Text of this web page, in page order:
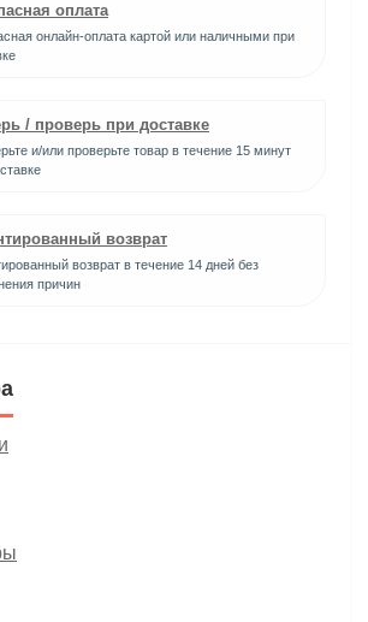
оплата
онлайн-оплата картой или наличными при
/ проверь при доставке
и/или проверьте товар в течение 15 минут
возврат
возврат в течение 14 дней без
причин